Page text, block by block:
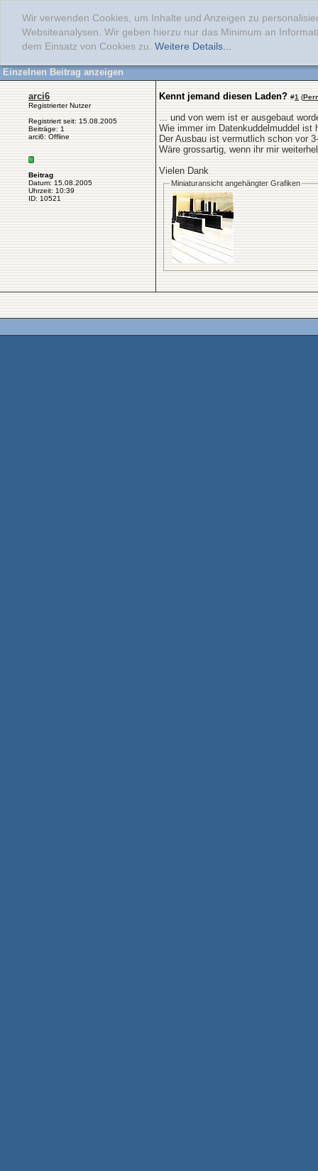
Wir verwenden Cookies, um Inhalte und Anzeigen zu
Websiteanalysen. Wir geben hierzu nur das Minimum an
dem Einsatz von Cookies zu. Weitere Details...
Einzelnen Beitrag anzeigen
arci6
Registrierter Nutzer
Registriert seit: 15.08.2005
Beiträge: 1
arci6: Offline
Beitrag
Datum: 15.08.2005
Uhrzeit: 10:39
ID: 10521
Kennt jemand diesen Laden? #1 (
... und von wem ist er ausgebaut
Wie immer im Datenkuddelmuddel ist
Der Ausbau ist vermutlich schon vor
Wäre grossartig, wenn ihr mir
Vielen Dank
Miniaturansicht angehängter Grafiken